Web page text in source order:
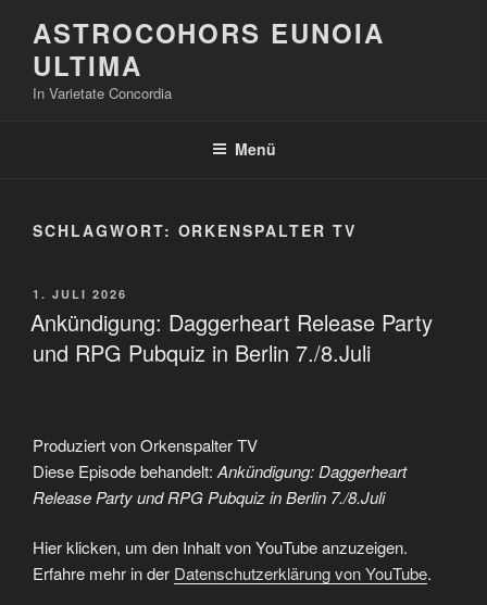
Inhalt
springen
ASTROCOHORS EUNOIA
ULTIMA
In Varietate Concordia
Menü
SCHLAGWORT: ORKENSPALTER TV
VERÖFFENTLICHT
AM
1. JULI 2026
Ankündigung: Daggerheart Release Party
und RPG Pubquiz in Berlin 7./8.Juli
Produziert von Orkenspalter TV
Diese Episode behandelt: Ankündigung: Daggerheart
Release Party und RPG Pubquiz in Berlin 7./8.Juli
„Ankündigung:
Daggerheart
Release
Party
Hier klicken, um den Inhalt von YouTube anzuzeigen.
Erfahre mehr in der Datenschutzerklärung von YouTube.